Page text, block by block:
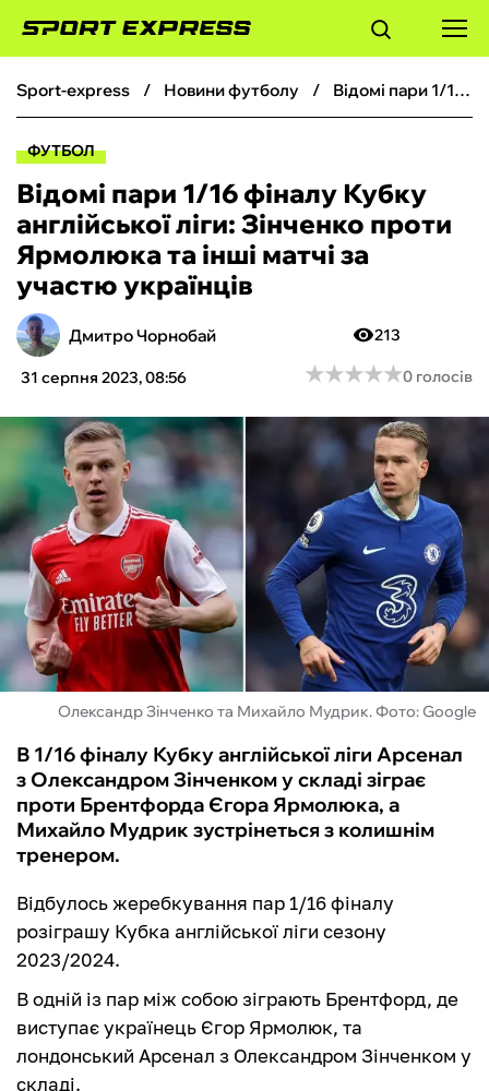
ФУТБОЛ
БОКС
ХОКЕЙ
ТЕНІС
КІБЕРСПОРТ
ЧС-2026
ФУТЗАЛ
ІНШІ
БУКМЕКЕРИ
sport-express новини футболу Відомі пари 1/16 фіналу Кубку англійської ліги: Зінченко проти Ярмолюка та інші матчі за участю українців
ФУТБОЛ
Відомі пари 1/16 фіналу Кубку
англійської ліги: Зінченко проти
Ярмолюка та інші матчі за
участю українців
Дмитро Чорнобай
31 серпня 2023, 08:56
213
★★★★★
★★★★★0 голосів
Олександр Зінченко та Михайло Мудрик. Фото: Google
В 1/16 фіналу Кубку англійської ліги Арсенал
з Олександром Зінченком у складі зіграє
проти Брентфорда Єгора Ярмолюка, а
Михайло Мудрик зустрінеться з колишнім
тренером.
Відбулось жеребкування пар 1/16 фіналу
розіграшу Кубка англійської ліги сезону
2023/2024.
В одній із пар між собою зіграють Брентфорд, де
виступає українець Єгор Ярмолюк, та
лондонський Арсенал з Олександром Зінченком у
складі.